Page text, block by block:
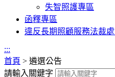
失智照護專區
函釋專區
違反長期照顧服務法裁
:::
首頁 > 遴選公告
請輸入關鍵字